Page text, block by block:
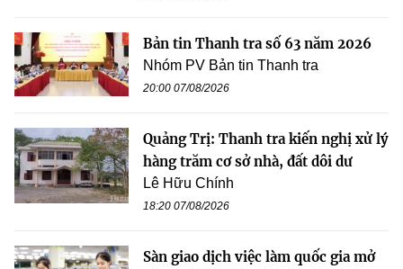
Bản tin Thanh tra số 63 năm 2026
Nhóm PV Bản tin Thanh tra
20:00 07/08/2026
Quảng Trị: Thanh tra kiến nghị xử lý
hàng trăm cơ sở nhà, đất dôi dư
Lê Hữu Chính
18:20 07/08/2026
Sàn giao dịch việc làm quốc gia mở